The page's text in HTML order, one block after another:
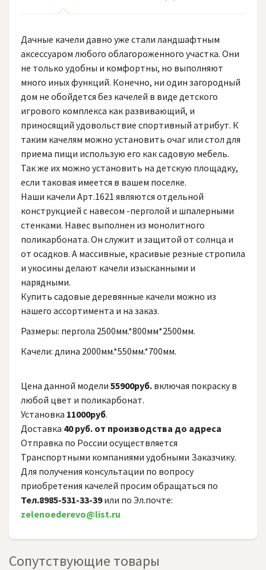
Дачные качели давно уже стали ландшафтным
аксессуаром любого облагороженного участка. Они
не только удобны и комфортны, но выполняют
много иных функций. Конечно, ни один загородный
дом не обойдется без качелей в виде детского
игрового комплекса как развивающий, и
приносящий удовольствие спортивный атрибут. К
таким качелям можно установить очаг или стол для
приема пищи использую его как садовую мебель.
Так же их можно установить на детскую площадку,
если таковая имеется в вашем поселке.
Наши качели Арт.1621 являются отдельной
конструкцией с навесом -перголой и шпалерными
стенками. Навес выполнен из монолитного
поликарбоната. Он служит и защитой от солнца и
от осадков. А массивные, красивые резные стропила
и укосины делают качели изысканными и
нарядными.
Купить садовые деревянные качели можно из
нашего ассортимента и на заказ.
Размеры: пергола 2500мм.*800мм*2500мм.
Качели: длина 2000мм.*550мм.*700мм.
Цена данной модели 55900руб. включая покраску в
любой цвет и поликарбонат.
Установка 11000руб.
Доставка 40 руб. от производства до адреса
Отправка по России осуществляется
Транспортными компаниями удобными Заказчику.
Для получения консультации по вопросу
приобретения качелей просим обращаться по
Тел.8985-531-33-39или по Эл.почте:
zelenoederevo@list.ru
Сопутствующие товары